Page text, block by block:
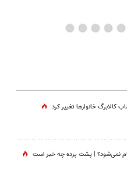
کالابرگ خانوارها تغییر کرد
نمی‌شود؟ | پشت پرده چه خبر است